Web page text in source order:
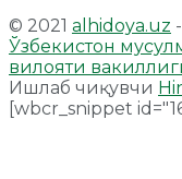
© 2021 alhidoya.uz
Ўзбекистон
вилояти
Ишлаб чиқувчи
[wbcr_snippet